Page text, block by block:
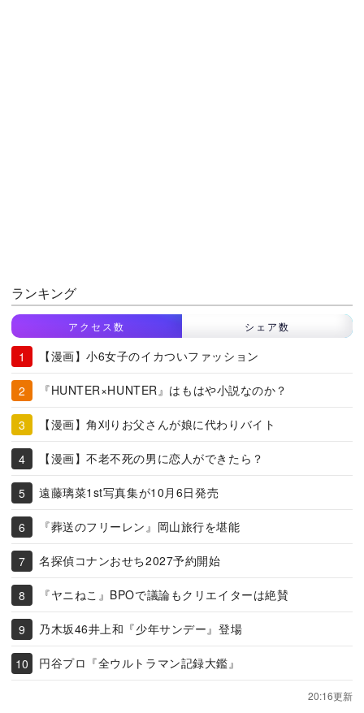
ランキング
アクセス数 シェア数
【漫画】小6女子のイカついファッション
『HUNTER×HUNTER』はもはや小説なのか？
【漫画】角刈りお父さんが娘に代わりバイト
【漫画】不老不死の男に恋人ができたら？
遠藤璃菜1st写真集が10月6日発売
『葬送のフリーレン』岡山旅行を堪能
名探偵コナンおせち2027予約開始
『ヤニねこ』BPOで議論もクリエイターは絶賛
乃木坂46井上和『少年サンデー』登場
円谷プロ『全ウルトラマン記録大鑑』
20:16更新